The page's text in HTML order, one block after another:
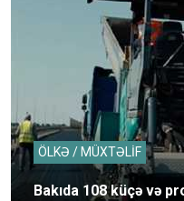
ÖLKƏ / MÜXTƏLİF
Bakıda 108 küçə və